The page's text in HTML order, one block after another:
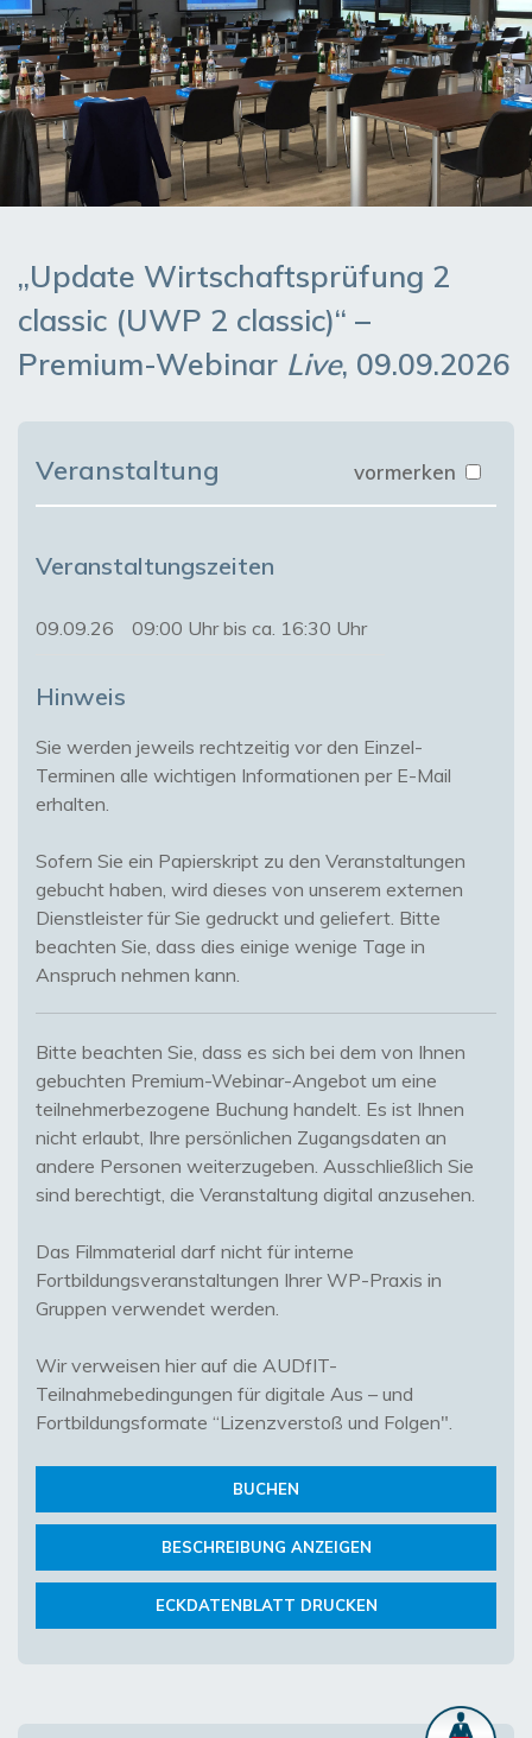
„Update Wirtschaftsprüfung 2
classic (UWP 2 classic)“ –
Premium-Webinar Live, 09.09.2026
Veranstaltung vormerken
Veranstaltungszeiten
09.09.26 09:00 Uhr bis ca. 16:30 Uhr
Hinweis
Sie werden jeweils rechtzeitig vor den Einzel-
Terminen alle wichtigen Informationen per E-Mail
erhalten.
Sofern Sie ein Papierskript zu den Veranstaltungen
gebucht haben, wird dieses von unserem externen
Dienstleister für Sie gedruckt und geliefert. Bitte
beachten Sie, dass dies einige wenige Tage in
Anspruch nehmen kann.
Bitte beachten Sie, dass es sich bei dem von Ihnen
gebuchten Premium-Webinar-Angebot um eine
teilnehmerbezogene Buchung handelt. Es ist Ihnen
nicht erlaubt, Ihre persönlichen Zugangsdaten an
andere Personen weiterzugeben. Ausschließlich Sie
sind berechtigt, die Veranstaltung digital anzusehen.
Das Filmmaterial darf nicht für interne
Fortbildungsveranstaltungen Ihrer WP-Praxis in
Gruppen verwendet werden.
Wir verweisen hier auf die AUDfIT-
Teilnahmebedingungen für digitale Aus – und
Fortbildungsformate “Lizenzverstoß und Folgen".
BUCHEN
BESCHREIBUNG ANZEIGEN
ECKDATENBLATT DRUCKEN